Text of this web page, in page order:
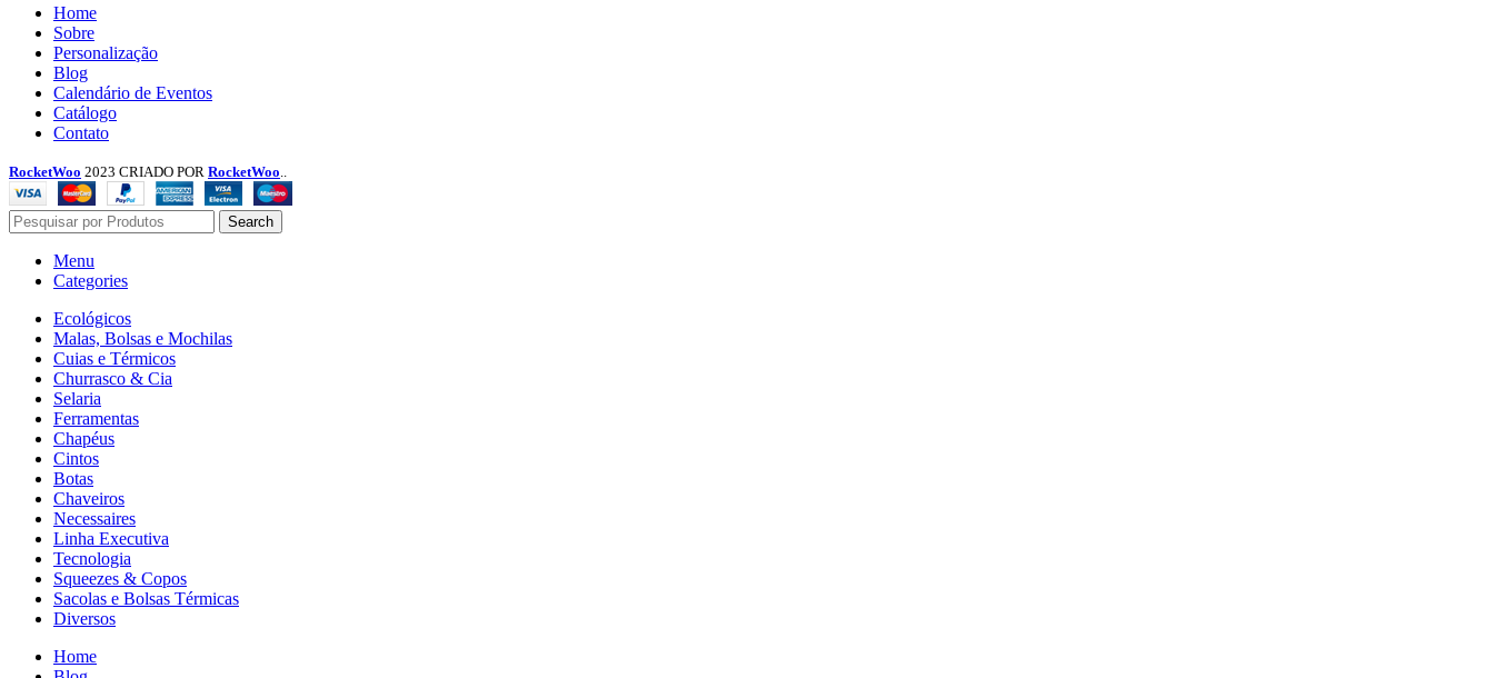
Menu
Home
Sobre
Personalização
Blog
Calendário de Eventos
Catálogo
Contato
RocketWoo 2023 CRIADO POR RocketWoo
Search
Menu
Categories
Ecológicos
Malas, Bolsas e Mochilas
Cuias e Térmicos
Churrasco & Cia
Selaria
Ferramentas
Chapéus
Cintos
Botas
Chaveiros
Necessaires
Linha Executiva
Tecnologia
Squeezes & Copos
Sacolas e Bolsas Térmicas
Diversos
Home